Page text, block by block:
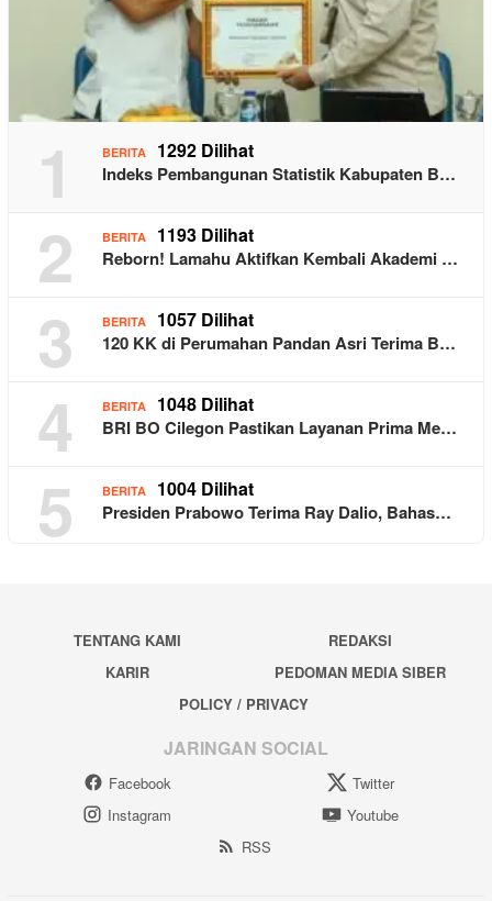
1 BERITA 1292 Dilihat
Indeks Pembangunan Statistik Kabupaten B…
2 BERITA 1193 Dilihat
Reborn! Lamahu Aktifkan Kembali Akademi …
3 BERITA 1057 Dilihat
120 KK di Perumahan Pandan Asri Terima B…
4 BERITA 1048 Dilihat
BRI BO Cilegon Pastikan Layanan Prima Me…
5 BERITA 1004 Dilihat
Presiden Prabowo Terima Ray Dalio, Bahas…
TENTANG KAMI
REDAKSI
KARIR
PEDOMAN MEDIA SIBER
POLICY / PRIVACY
JARINGAN SOCIAL
Facebook
Twitter
Instagram
Youtube
RSS